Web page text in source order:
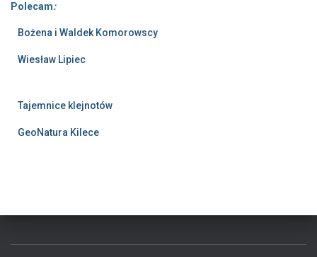
Polecam:
Bożena i Waldek Komorowscy
Wiesław Lipiec
Tajemnice klejnotów
GeoNatura Kilece